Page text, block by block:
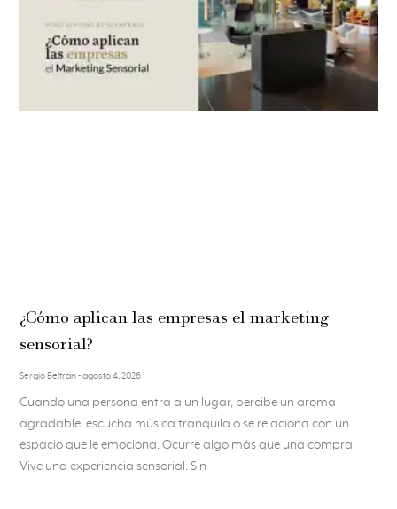
¿Cómo aplican las empresas el marketing
sensorial?
Sergio Beltran agosto 4, 2026
Cuando una persona entra a un lugar, percibe un aroma
agradable, escucha música tranquila o se relaciona con un
espacio que le emociona. Ocurre algo más que una compra.
Vive una experiencia sensorial. Sin